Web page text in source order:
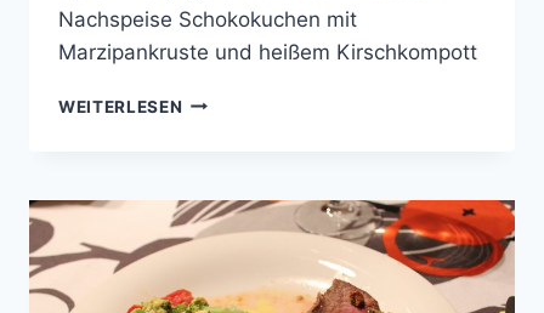
Nachspeise Schokokuchen mit
Marzipankruste und heißem Kirschkompott
WEITERLESEN COOKING